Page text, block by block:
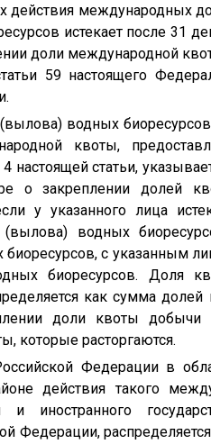
действия международных
истекает после 31
доли международной
59 настоящего
водных
квоты,
статьи,
о закреплении долей
у указанного лица
водных
с указанным
биоресурсов. Доля
как сумма
доли квоты добычи
которые расторгаются.
Федерации в
действия такого
Федерации,